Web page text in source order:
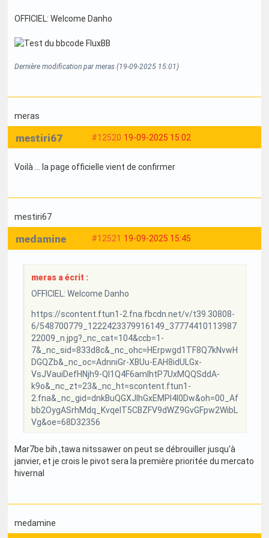
OFFICIEL: Welcome Danho
Dernière modification par meras (19-09-2025 15:01)
meras
#12520 19-09-2025 15:02
mestiri67
Voilà … la page officielle vient de confirmer
mestiri67
#12521 19-09-2025 15:45
medamine
meras a écrit :
OFFICIEL: Welcome Danho
https://scontent.ftun1-2.fna.fbcdn.net/v/t39.30808-
6/548700779_1222423379916149_37774410113987
22009_n.jpg?_nc_cat=104&ccb=1-
7&_nc_sid=833d8c&_nc_ohc=HErpwgd1TF8Q7kNvwH
DGQZb&_nc_oc=AdnniGr-XBUu-EAH8idULGx-
VsJVauiDefHNjh9-QI1Q4F6amlhtP7UxMQQSddA-
k9o&_nc_zt=23&_nc_ht=scontent.ftun1-
2.fna&_nc_gid=dnkBuQGXJIhGxEMPl4l0Dw&oh=00_Af
bb2OygASrhMdq_KvqeIT5CBZFV9dWZ9GvGFpw2WibL
Vg&oe=68D32356
Mar7be bih ,tawa nitssawer on peut se débrouiller jusqu'à
janvier, et je crois le pivot sera la première prioritée du mercato
hivernal
medamine